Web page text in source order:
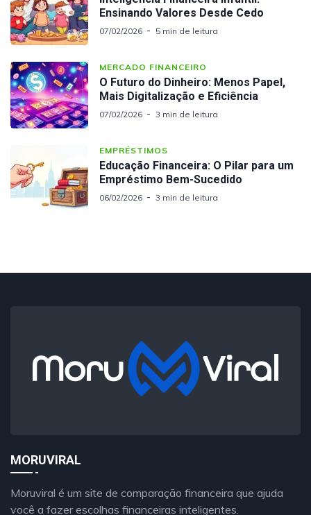
Ensinando Valores Desde Cedo
07/02/2026 5 min de leitura
MERCADO FINANCEIRO
O Futuro do Dinheiro: Menos Papel,
Mais Digitalização e Eficiência
07/02/2026 3 min de leitura
EMPRÉSTIMOS
Educação Financeira: O Pilar para um
Empréstimo Bem-Sucedido
06/02/2026 3 min de leitura
MORUVIRAL
Moruviral é um site de comparação financeira que ajuda
você a fazer escolhas financeiras inteligentes.